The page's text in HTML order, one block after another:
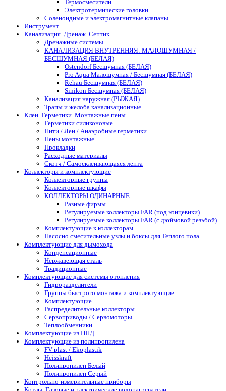
Термосмесители
Электротермические головки
Соленоидные и электромагнитные клапаны
Инструмент
Канализация. Дренаж. Септик
Дренажные системы
КАНАЛИЗАЦИЯ ВНУТРЕННЯЯ: МАЛОШУМНАЯ /
БЕСШУМНАЯ (БЕЛАЯ)
Ostendorf Бесшумная (БЕЛАЯ)
Pro Aqua Малошумная / Бесшумная (БЕЛАЯ)
Rehau Бесшумная (БЕЛАЯ)
Sinikon Бесшумная (БЕЛАЯ)
Канализация наружная (РЫЖАЯ)
Трапы и желоба канализационные
Клеи. Герметики. Монтажные пены
Герметики силиконовые
Нити / Лен / Анаэробные герметики
Пены монтажные
Прокладки
Расходные материалы
Скотч / Самосклеивающаяся лента
Коллекторы и комплектующие
Коллекторные группы
Коллекторные шкафы
КОЛЛЕКТОРЫ ОДИНАРНЫЕ
Разные фирмы
Регулируемые коллекторы FAR (под концевики)
Регулируемые коллекторы FAR (с дюймовой резьбой)
Комплектующие к коллекторам
Насосно смесительные узлы и боксы для Теплого пола
Комплектующие для дымохода
Конденсационные
Нержавеющая сталь
Традиционные
Комплектующие для системы отопления
Гидроразделители
Группы быстрого монтажа и комплектующие
Комплектующие
Распределительные коллекторы
Сервоприводы / Сервомоторы
Теплообменники
Комплектующие из ПНД
Комплектующие из полипропилена
FV-plast / Ekoplastik
Heisskraft
Полипропилен Белый
Полипропилен Серый
Контрольно-измерительные приборы